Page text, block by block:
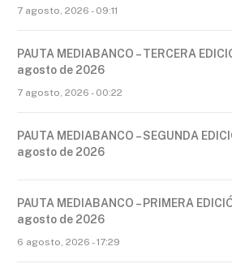
7 agosto, 2026 - 09:11
PAUTA MEDIABANCO – TERCERA
agosto de 2026
7 agosto, 2026 - 00:22
PAUTA MEDIABANCO – SEGUNDA
agosto de 2026
PAUTA MEDIABANCO – PRIMERA
agosto de 2026
6 agosto, 2026 - 17:29